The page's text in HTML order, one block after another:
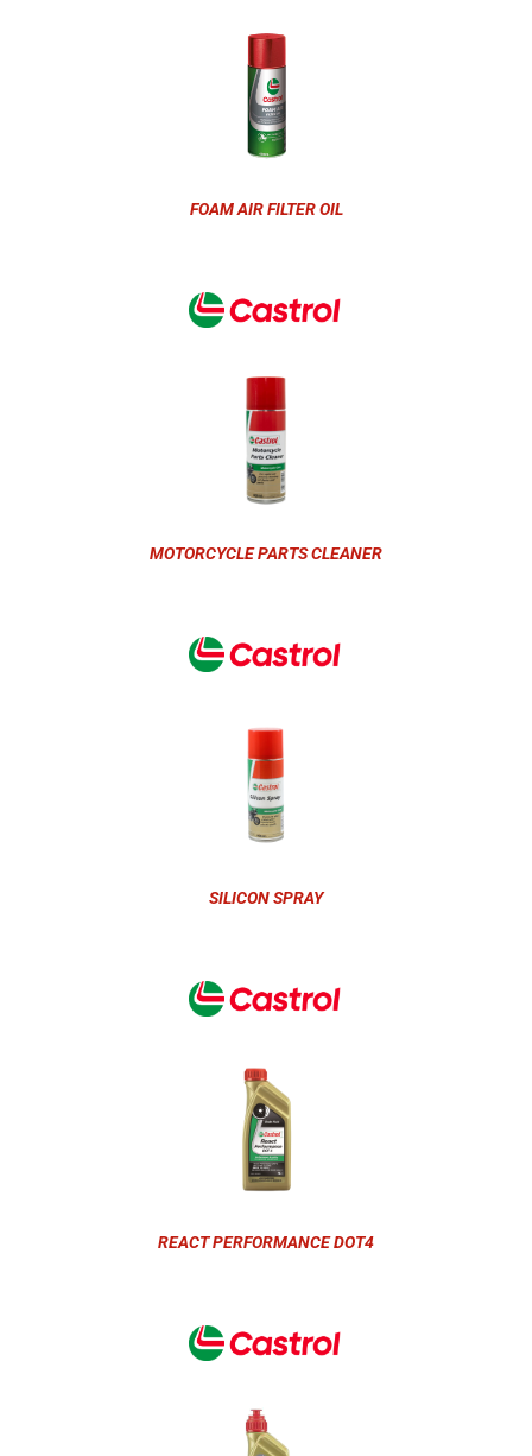
FOAM AIR FILTER OIL
MOTORCYCLE PARTS CLEANER
SILICON SPRAY
REACT PERFORMANCE DOT4